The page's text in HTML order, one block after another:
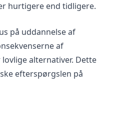
hurtigere end tidligere.
på uddannelse af
af
alternativer. Dette
efterspørgslen på